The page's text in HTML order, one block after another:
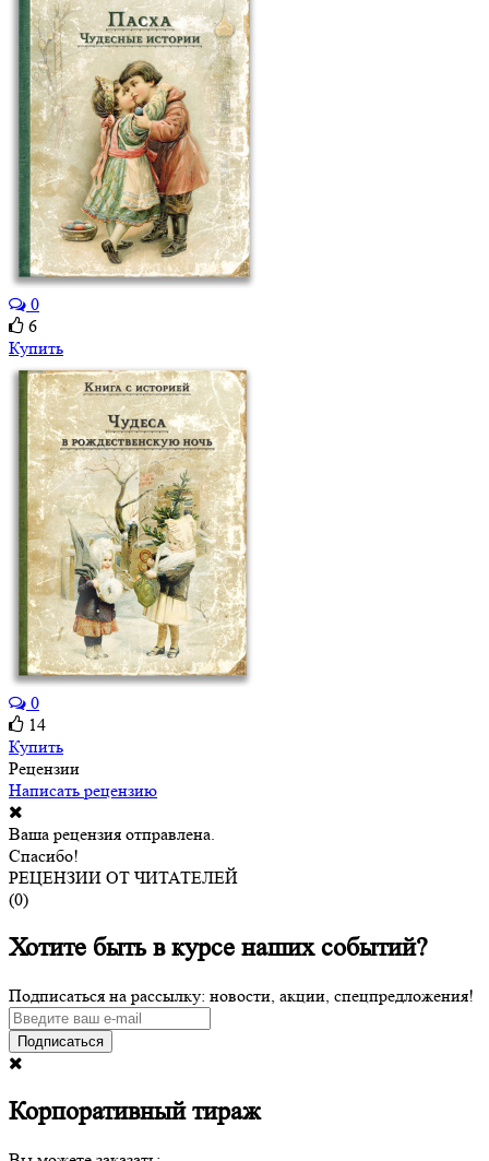
0
6
Купить
0
14
Купить
Рецензии
Написать рецензию
Ваша рецензия отправлена.
Спасибо!
РЕЦЕНЗИИ ОТ ЧИТАТЕЛЕЙ
(0)
Хотите быть в курсе наших событий?
Подписаться на рассылку: новости, акции, спецпредложения!
Подписаться
Корпоративный тираж